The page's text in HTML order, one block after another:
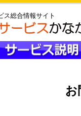
ス総合情報サイト
お